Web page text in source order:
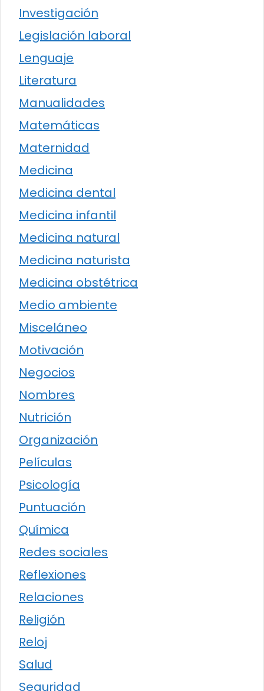
Investigación
Legislación laboral
Lenguaje
Literatura
Manualidades
Matemáticas
Maternidad
Medicina
Medicina dental
Medicina infantil
Medicina natural
Medicina naturista
Medicina obstétrica
Medio ambiente
Misceláneo
Motivación
Negocios
Nombres
Nutrición
Organización
Películas
Psicología
Puntuación
Química
Redes sociales
Reflexiones
Relaciones
Religión
Reloj
Salud
Seguridad